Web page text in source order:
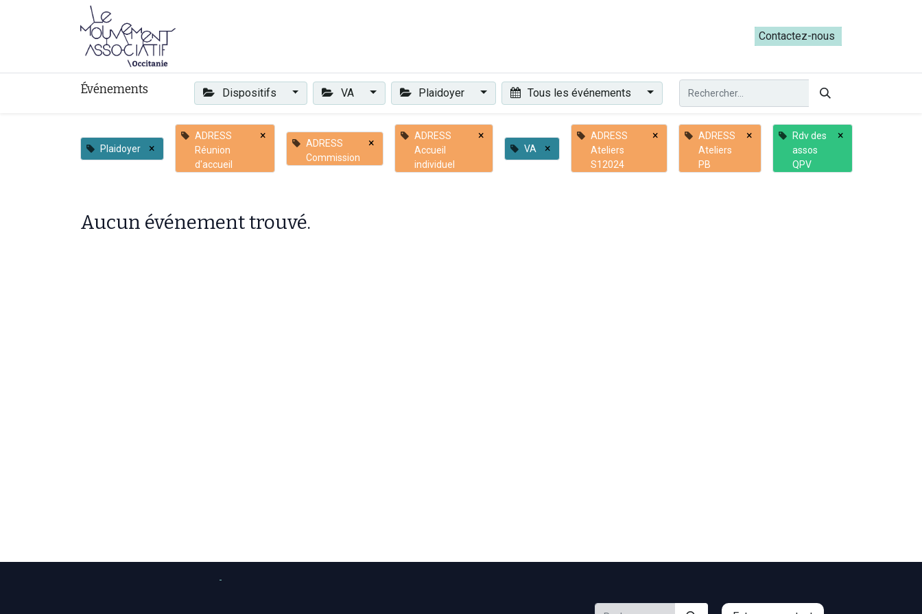
Les ateliers du Parcours ADRESS [mai-juin 2026]
Contactez-nous​​
Événements Dispositifs VA Plaidoyer Tous les événements
Plaidoyer ×
ADRESS
Réunion
d'accueil
×
ADRESS
Commission
×
ADRESS
Accueil
individuel
×
VA ×
ADRESS
Ateliers
S12024
×
ADRESS
Ateliers
PB
×
Rdv des
assos
QPV
×
Aucun événement trouvé.